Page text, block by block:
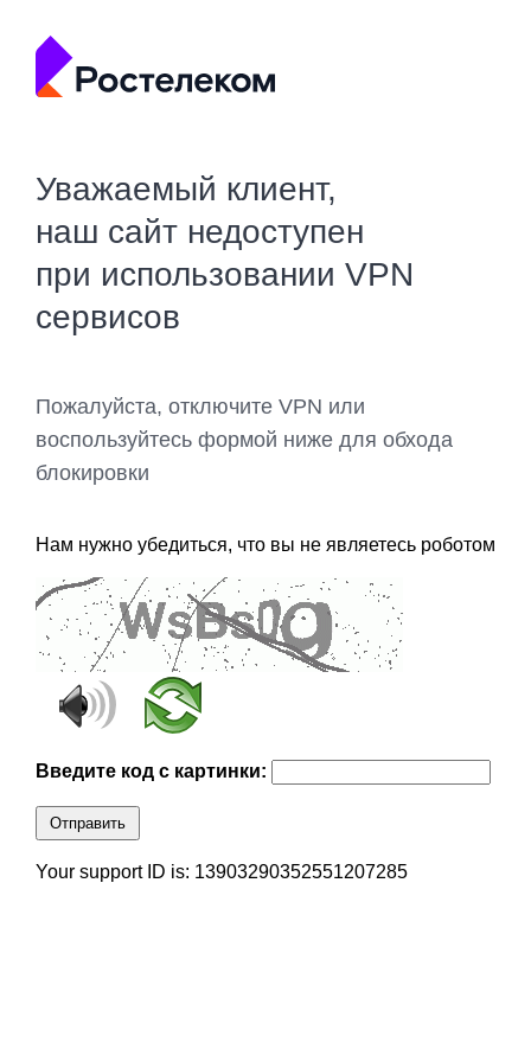
Уважаемый клиент,
наш сайт недоступен
при использовании VPN
сервисов
Пожалуйста, отключите VPN или
воспользуйтесь формой ниже для обхода
блокировки
Нам нужно убедиться, что вы не являетесь роботом
Введите код с картинки:
Отправить
Your support ID is: 13903290352551207285